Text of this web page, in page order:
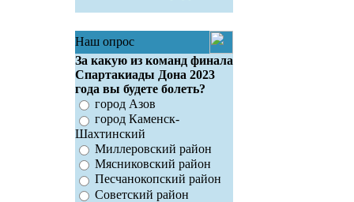
Наш опрос
За какую из команд финала
Спартакиады Дона 2023
года вы будете болеть?
город Азов
город Каменск-
Шахтинский
Миллеровский район
Мясниковский район
Песчанокопский район
Советский район